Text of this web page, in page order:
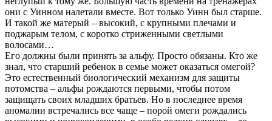
они с Уинном налетали вместе. Вот только Уинн был старше.
И такой же матерый – высокий, с крупными плечами и
поджарым телом, с коротко стриженными светлыми
волосами…
Его должны были принять за альфу. Просто обязаны. Кто же
знал, что старший ребенок в семье может оказаться омегой?
Это естественный биологический механизм для защиты
потомства – альфы рождаются первыми, чтобы потом
защищать своих младших братьев. Но в последнее время
аномалии встречались все чаще – порой омеги рождались